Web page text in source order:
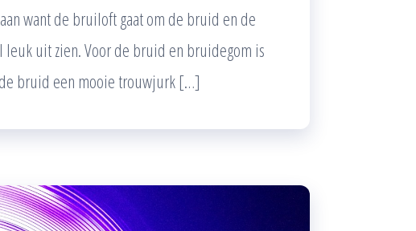
want de bruiloft gaat om de bruid en de
uit zien. Voor de bruid en bruidegom is
bruid een mooie trouwjurk […]